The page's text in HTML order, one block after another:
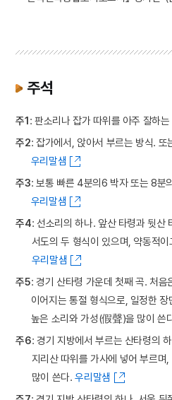
주석
주1: 판소리나 잡가 따위를 아주 잘하는
주2: 잡가에서, 앉아서 부르는 방식. 또
우리말샘
주3: 보통 빠른 4분의6 박자 또는 8분
우리말샘
주4: 선소리의 하나. 앞산 타령과 뒷산
서도의 두 형식이 있으며, 약동적
우리말샘
주5: 경기 산타령 가운데 첫째 곡. 처음
이어지는 통절 형식으로, 일정한
높은 소리와 가성(假聲)을 많이 쓴
주6: 경기 지방에서 부르는 산타령의
지리산 따위를 가사에 넣어 부르며
많이 쓴다.우리말샘